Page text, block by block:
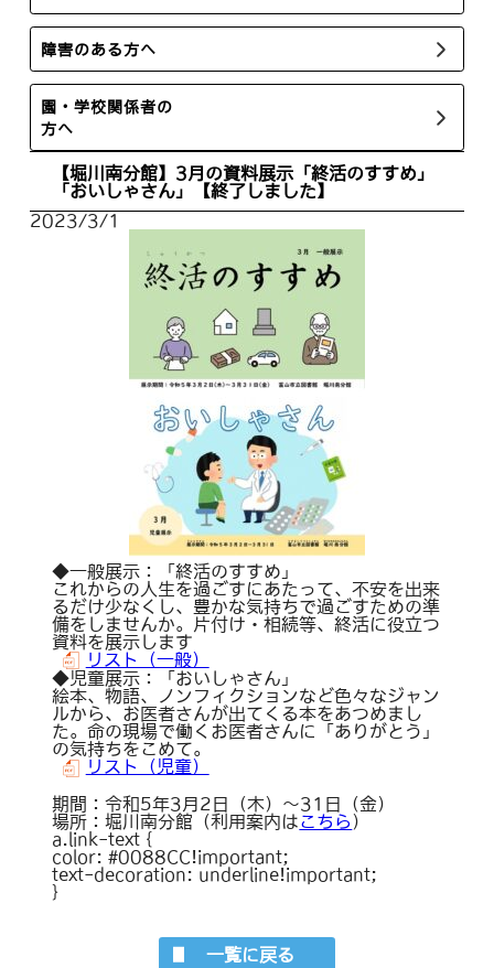
障害のある方へ
園・学校関係者の
方へ
【堀川南分館】3月の資料展示「終活のすすめ」
「おいしゃさん」【終了しました】
2023/3/1
◆一般展示：「終活のすすめ」
これからの人生を過ごすにあたって、不安を出来
るだけ少なくし、豊かな気持ちで過ごすための準
備をしませんか。片付け・相続等、終活に役立つ
資料を展示します
リスト（一般）
◆児童展示：「おいしゃさん」
絵本、物語、ノンフィクションなど色々なジャン
ルから、お医者さんが出てくる本をあつめまし
た。命の現場で働くお医者さんに「ありがとう」
の気持ちをこめて。
リスト（児童）
期間：令和5年3月2日（木）～31日（金）
場所：堀川南分館（利用案内はこちら ）
a.link-text {
color: #0088CC!important;
text-decoration: underline!important;
}
一覧に戻る